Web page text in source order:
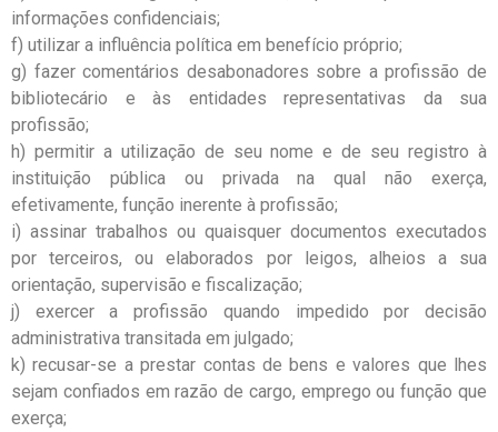
informações confidenciais;
f) utilizar a influência política em benefício próprio;
g) fazer comentários desabonadores sobre a profissão de
bibliotecário e às entidades representativas da sua
profissão;
h) permitir a utilização de seu nome e de seu registro à
instituição pública ou privada na qual não exerça,
efetivamente, função inerente à profissão;
i) assinar trabalhos ou quaisquer documentos executados
por terceiros, ou elaborados por leigos, alheios a sua
orientação, supervisão e fiscalização;
j) exercer a profissão quando impedido por decisão
administrativa transitada em julgado;
k) recusar-se a prestar contas de bens e valores que lhes
sejam confiados em razão de cargo, emprego ou função que
exerça;